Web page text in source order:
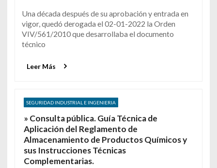
Una década después de su aprobación y entrada en
vigor, quedó derogada el 02-01-2022 la Orden
VIV/561/2010 que desarrollaba el documento
técnico
Leer Más
SEGURIDAD INDUSTRIAL E INGENIERIA
» Consulta pública. Guía Técnica de
Aplicación del Reglamento de
Almacenamiento de Productos Químicos y
sus Instrucciones Técnicas
Complementarias.